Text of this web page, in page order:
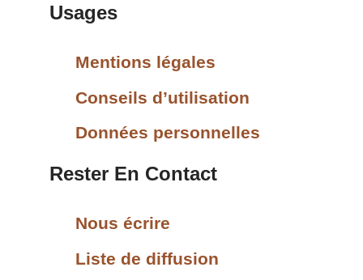
Usages
Mentions légales
Conseils d’utilisation
Données personnelles
Rester En Contact
Nous écrire
Liste de diffusion